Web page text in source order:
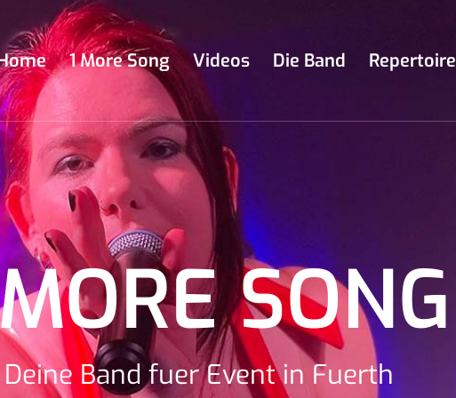
1 More Song Videos Die Band Repertoire
SONG
Deine Band fuer Event in Fuerth